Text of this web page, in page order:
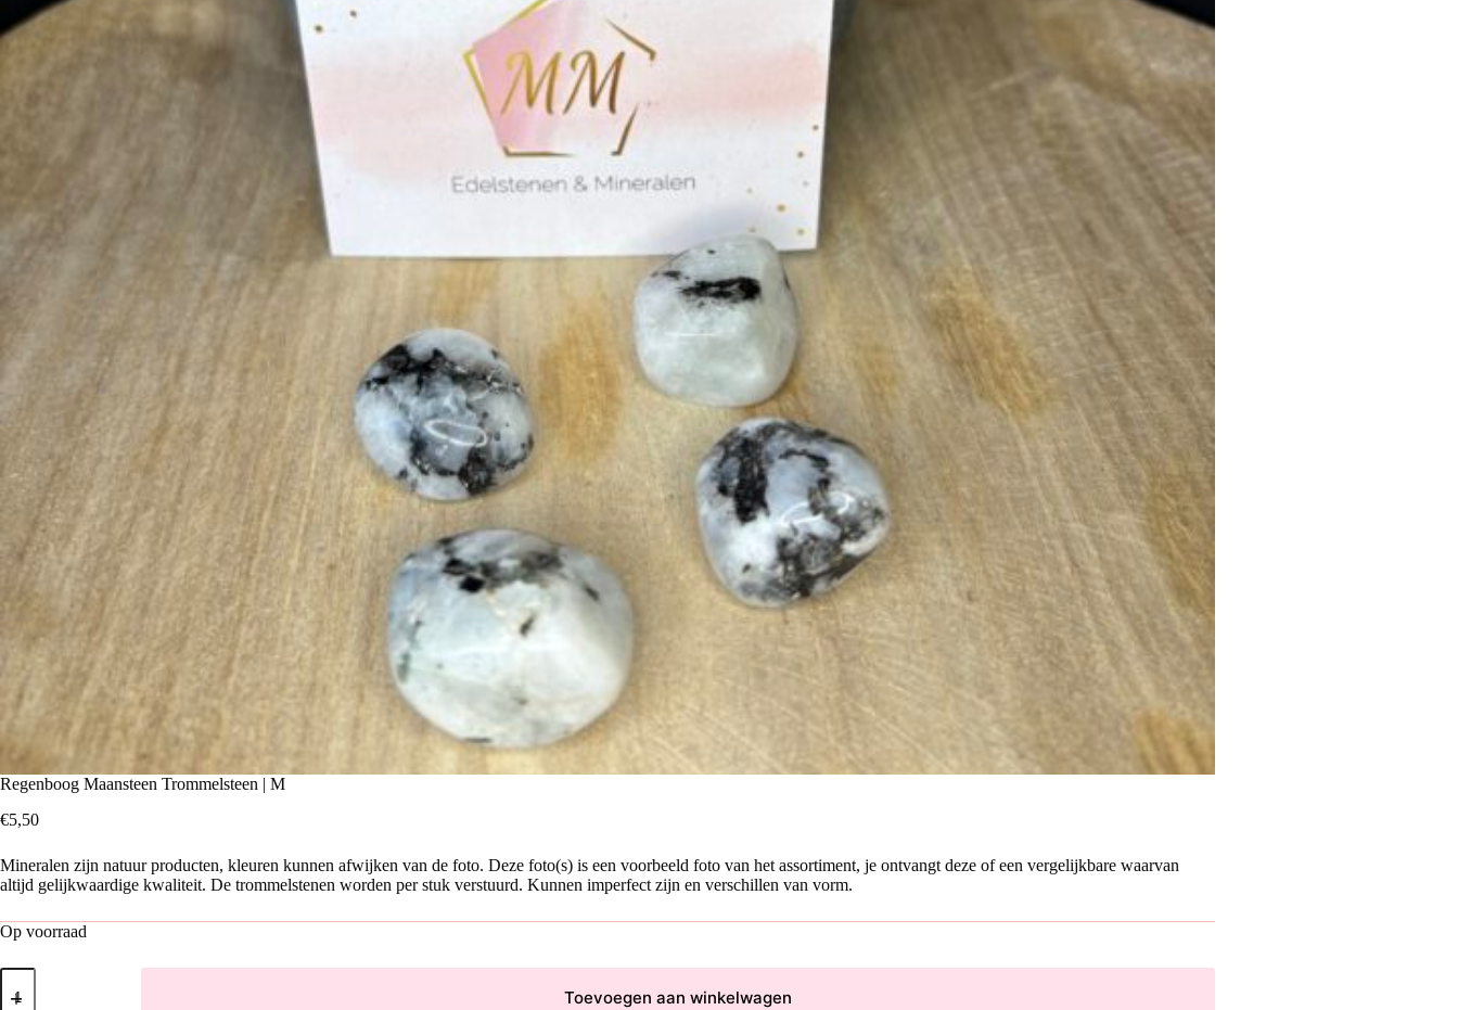
Regenboog Maansteen Trommelsteen | M
€5,50
Mineralen zijn natuur producten, kleuren kunnen afwijken van de foto. Deze foto(s) is een voorbeeld foto van het assortiment, je ontvangt deze of een vergelijkbare waarvan
altijd gelijkwaardige kwaliteit. De trommelstenen worden per stuk verstuurd. Kunnen imperfect zijn en verschillen van vorm.
Op voorraad
Regenboog
Maansteen
Toevoegen aan winkelwagen